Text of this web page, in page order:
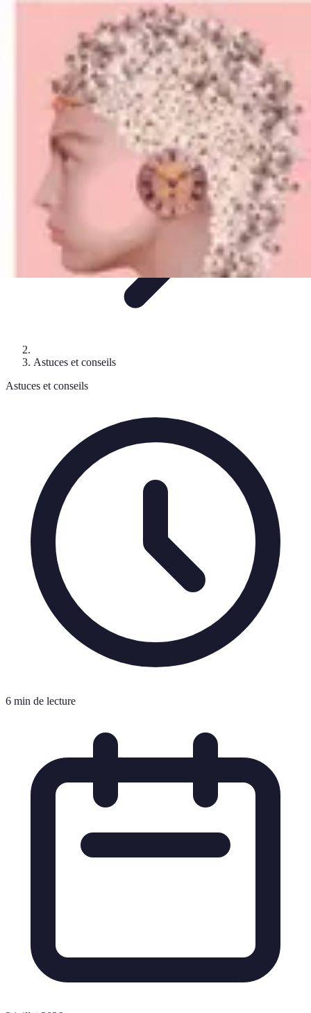
Astuces et ConseilsInfo & conseils
Offres et Promotions
Deal Boutique Express
Astuces et conseils
Astuces et conseils
6 min de lecture